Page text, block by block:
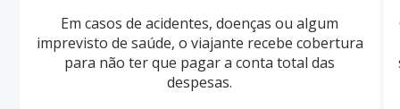
Em casos de acidentes, doenças ou algum
imprevisto de saúde, o viajante recebe cobertura
para não ter que pagar a conta total das
despesas.